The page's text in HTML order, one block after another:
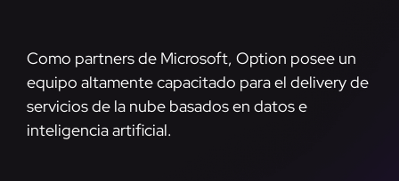
Como partners de Microsoft, Option posee un
equipo altamente capacitado para el delivery de
servicios de la nube basados en datos e
inteligencia artificial.